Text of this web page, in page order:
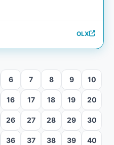
OLX
6 7 8 9 10
16 17 18 19 20
26 27 28 29 30
36 37 38 39 40